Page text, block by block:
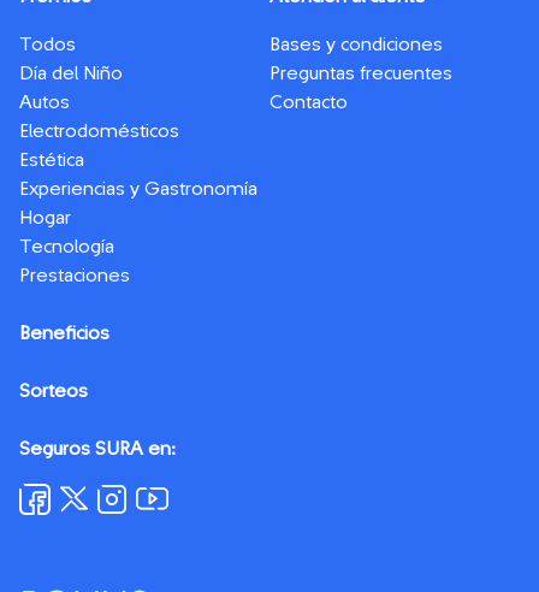
Todos
Día del Niño
Autos
Electrodomésticos
Estética
Experiencias y Gastronomía
Hogar
Tecnología
Prestaciones
Beneficios
Sorteos
Bases y condiciones
Preguntas frecuentes
Contacto
Seguros SURA en: